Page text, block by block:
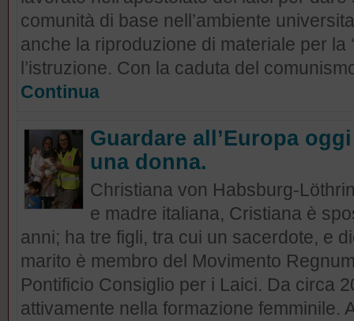
comunità di base nell’ambiente
anche la riproduzione di materiale per la
l’istruzione. Con la caduta del
Continua
Guardare all’Europa
una donna.
Christiana von Habsburg-
e madre italiana, Cristiana è
anni; ha tre figli, tra cui un sacerdote, e
marito è membro del Movimento
Pontificio Consiglio per i Laici. Da circa
attivamente nella formazione femminile.